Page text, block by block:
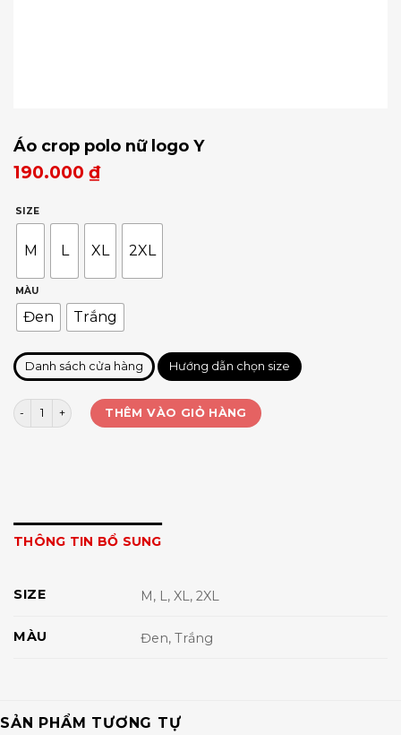
Áo crop polo nữ logo Y
190.000 ₫
SIZE
M L XL 2XL
MÀU
Đen Trắng
Danh sách cửa hàng Hướng dẫn chọn size
Áo crop polo nữ logo Y số lượng
THÊM VÀO GIỎ HÀNG
THÔNG TIN BỔ SUNG
SIZE M, L, XL, 2XL
MÀU Đen, Trắng
SẢN PHẨM TƯƠNG TỰ